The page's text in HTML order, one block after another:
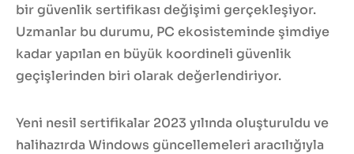
bir güvenlik sertifikası değişimi gerçekleşiyor.
Uzmanlar bu durumu, PC ekosisteminde şimdiye
kadar yapılan en büyük koordineli güvenlik
geçişlerinden biri olarak değerlendiriyor.
Yeni nesil sertifikalar 2023 yılında oluşturuldu ve
halihazırda Windows güncellemeleri aracılığıyla